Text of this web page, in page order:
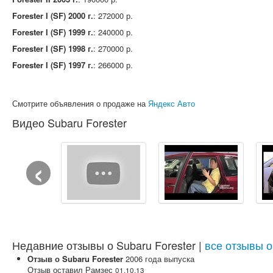
Forester I (SF) 2000 г.: 272000 р.
Forester I (SF) 1999 г.: 240000 р.
Forester I (SF) 1998 г.: 270000 р.
Forester I (SF) 1997 г.: 266000 р.
Смотрите объявления о продаже наЯндекс Авто
Видео Subaru Forester
‹
Недавние отзывы о Subaru Forester | все отзывы
Отзыв о Subaru Forester 2006 года выпуска
Отзыв оставил Рамзес 01.10.13